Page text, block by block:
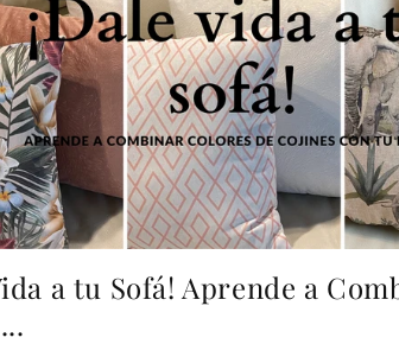
a tu Sofá! Aprende a